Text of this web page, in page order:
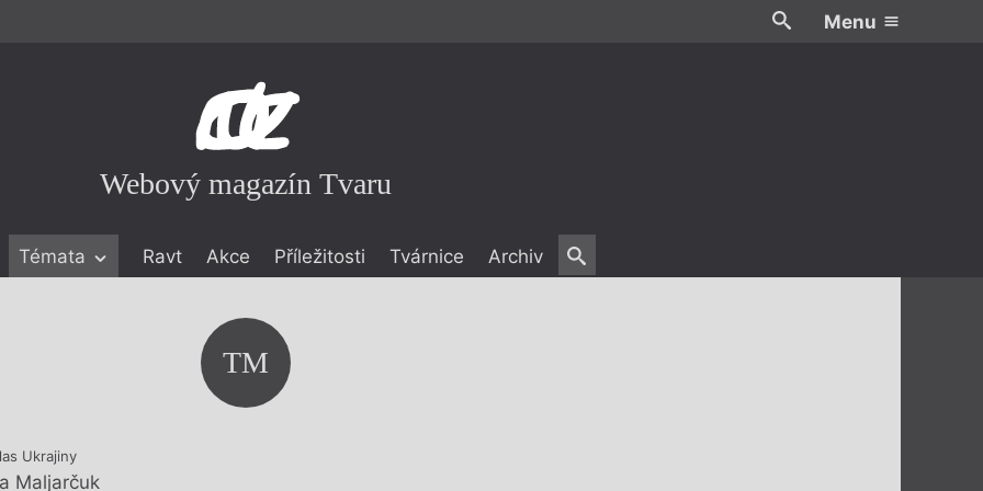
Menu
Webový magazín Tvaru
Témata Ravt Akce Příležitosti Tvárnice Archiv
TM
Ukrajiny
Maljarčuk